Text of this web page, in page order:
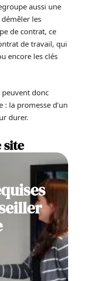
aussi une
les
de contrat, ce
de travail, qui
encore les clés
peuvent donc
: la promesse d’un
durer.
site